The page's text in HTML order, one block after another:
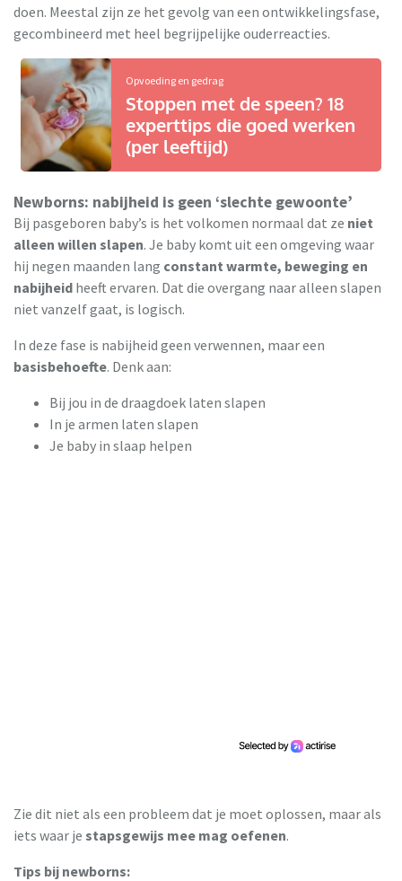
doen. Meestal zijn ze het gevolg van een ontwikkelingsfase,
gecombineerd met heel begrijpelijke ouderreacties.
Opvoeding en gedrag
Stoppen met de speen? 18
experttips die goed werken
(per leeftijd)
Newborns: nabijheid is geen ‘slechte gewoonte’
Bij pasgeboren baby’s is het volkomen normaal dat ze niet
alleen willen slapen. Je baby komt uit een omgeving waar
hij negen maanden lang constant warmte, beweging en
nabijheid heeft ervaren. Dat die overgang naar alleen slapen
niet vanzelf gaat, is logisch.
In deze fase is nabijheid geen verwennen, maar een
basisbehoefte. Denk aan:
Bij jou in de draagdoek laten slapen
In je armen laten slapen
Je baby in slaap helpen
Zie dit niet als een probleem dat je moet oplossen, maar als
iets waar je stapsgewijs mee mag oefenen.
Tips bij newborns: